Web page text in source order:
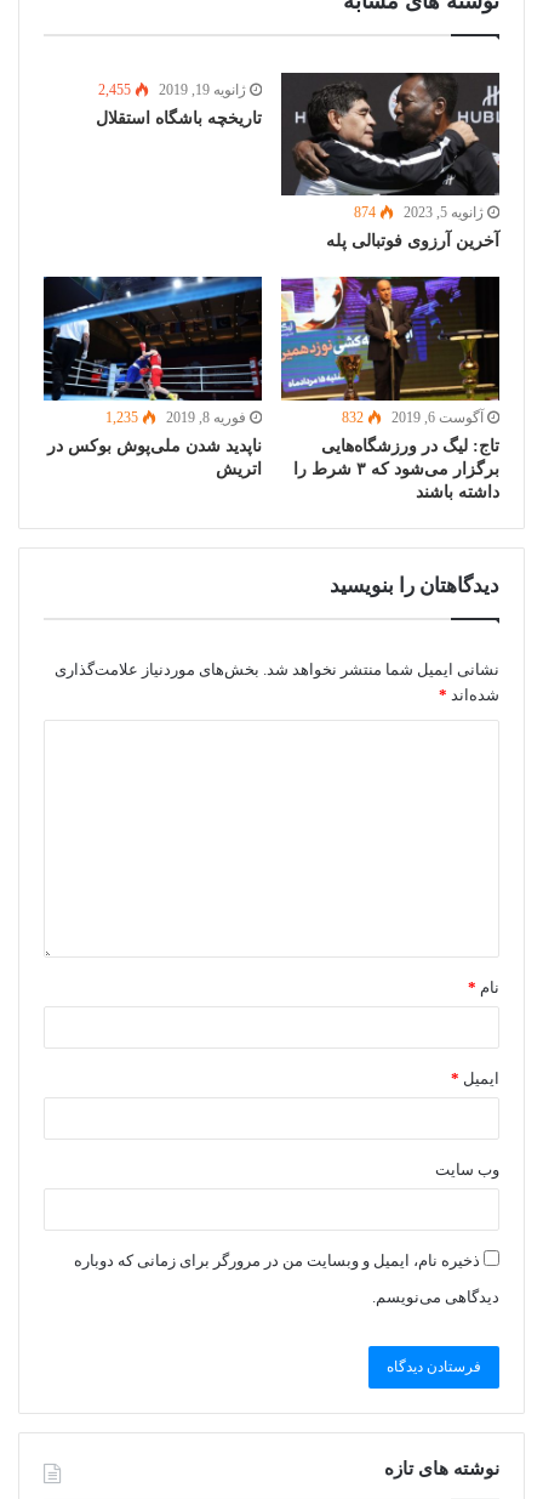
ژانویه 5, 2023 874
آخرین آرزوی فوتبالی پله
ژانویه 19, 2019 2,455
تاریخچه باشگاه استقلال
آگوست 6, 2019 832
تاج: لیگ در ورزشگاه‌هایی
برگزار می‌شود که ۳ شرط را
داشته باشند
فوریه 8, 2019 1,235
ناپدید شدن ملی‌پوش بوکس در
اتریش
دیدگاهتان را بنویسید
نشانی ایمیل شما منتشر نخواهد شد. بخش‌های موردنیاز علامت‌گذاری
شده‌اند *
نام *
ایمیل *
وب‌ سایت
ذخیره نام، ایمیل و وبسایت من در مرورگر برای زمانی که دوباره
دیدگاهی می‌نویسم.
نوشته های تازه